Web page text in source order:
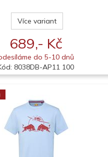
Více variant
689,- Kč
do 5-10 dnů
8038DB-AP11 100